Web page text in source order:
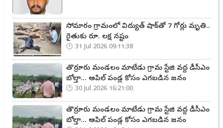
సోమారం గ్రామంలో విద్యుత్ షాక్‌తో 7 గోర్లు మృతి..
రైతుకు రూ. లక్ష నష్టం
31 Jul 2026 09:11:38
తొర్రూరు మండలం మాటేడు గ్రామ స్టేజి వద్ద డీసీఎం
బోల్తా... ఆపిల్ పండ్ల కోసం ఎగబడిన జనం
30 Jul 2026 16:21:00
తొర్రూరు మండలం మాటేడు గ్రామ స్టేజి వద్ద డీసీఎం
బోల్తా... ఆపిల్ పండ్ల కోసం ఎగబడిన జనం